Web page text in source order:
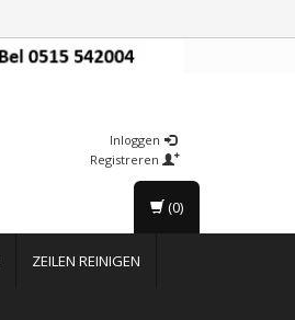
Inloggen
Registreren
ZEILEN REINIGEN
(0)